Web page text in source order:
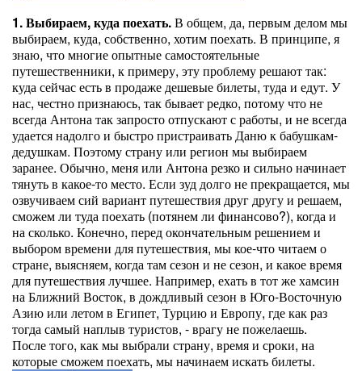
1. Выбираем, куда поехать.В общем, да, первым делом мы
выбираем, куда, собственно, хотим поехать. В принципе, я
знаю, что многие опытные самостоятельные
путешественники, к примеру, эту проблему решают так:
куда сейчас есть в продаже дешевые билеты, туда и едут. У
нас, честно признаюсь, так бывает редко, потому что не
всегда Антона так запросто отпускают с работы, и не всегда
удается надолго и быстро пристраивать Даню к бабушкам-
дедушкам. Поэтому страну или регион мы выбираем
заранее. Обычно, меня или Антона резко и сильно начинает
тянуть в какое-то место. Если зуд долго не прекращается, мы
озвучиваем сий вариант путешествия друг другу и решаем,
сможем ли туда поехать (потянем ли финансово?), когда и
на сколько. Конечно, перед окончательным решением и
выбором времени для путешествия, мы кое-что читаем о
стране, выясняем, когда там сезон и не сезон, и какое время
для путешествия лучшее. Например, ехать в тот же хамсин
на Ближний Восток, в дождливый сезон в Юго-Восточную
Азию или летом в Египет, Турцию и Европу, где как раз
тогда самый наплыв туристов, - врагу не пожелаешь.
После того, как мы выбрали страну, время и сроки, на
которые сможем поехать, мы начинаем искать билеты.